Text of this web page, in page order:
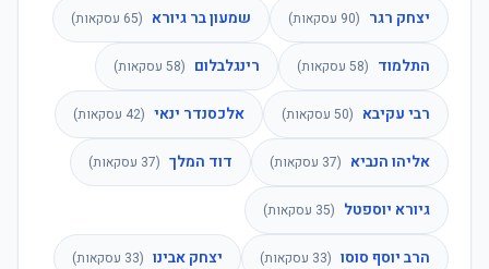
יצחק רגר (
90 עסקאות) שמעון בר גיורא (
65 עסקאות)
התלמוד (
58 עסקאות) רינגלבלום (
58 עסקאות)
רבי עקיבא (
50 עסקאות) אלכסנדר ינאי (
42 עסקאות)
אליהו הנביא (
37 עסקאות) דוד המלך (
37 עסקאות)
גיורא יוספטל (
35 עסקאות)
הרב יוסף סוסו (
33 עסקאות) יצחק אבינו (
33 עסקאות)